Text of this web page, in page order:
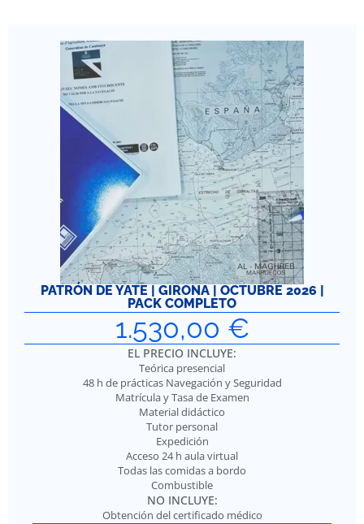
PATRÓN DE YATE | GIRONA | OCTUBRE 2026 |
PACK COMPLETO
1.530,00 €
EL PRECIO INCLUYE:
Teórica presencial
48 h de prácticas Navegación y Seguridad
Matrícula y Tasa de Examen
Material didáctico
Tutor personal
Expedición
Acceso 24 h aula virtual
Todas las comidas a bordo
Combustible
NO INCLUYE:
Obtención del certificado médico